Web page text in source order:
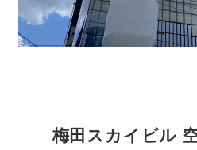
梅田スカイビル